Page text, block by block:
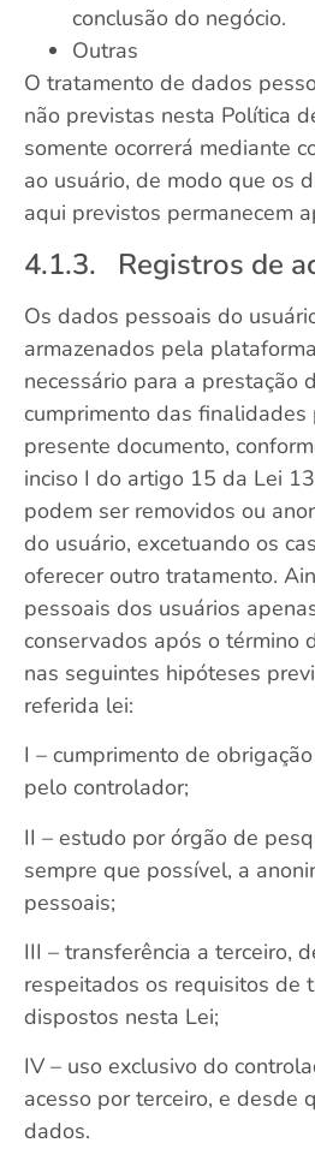
conclusão do negócio.
Outras
O tratamento de dados
não previstas nesta Política
somente ocorrerá mediante
ao usuário, de modo que os
aqui previstos permanecem
4.1.3. Registros de
Os dados pessoais do
armazenados pela
necessário para a prestação
cumprimento das finalidades
presente documento,
inciso I do artigo 15 da Lei
podem ser removidos ou
do usuário, excetuando os
oferecer outro tratamento.
pessoais dos usuários
conservados após o término
nas seguintes hipóteses
referida lei:
I – cumprimento de
pelo controlador;
II – estudo por órgão de
sempre que possível, a
pessoais;
III – transferência a terceiro,
respeitados os requisitos de
dispostos nesta Lei;
IV – uso exclusivo do
acesso por terceiro, e desde
dados.